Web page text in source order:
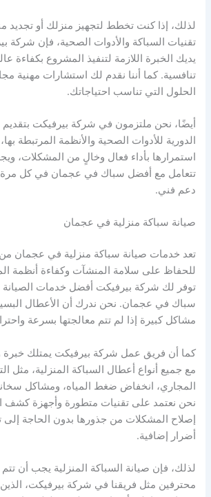
لذلك، إذا كنت تخطط لتجهيز منزلك أو تجديد
تقنيات السباكة والأدوات الصحية، فإن شركة
يديك الخبرة اللازمة لتنفيذ المشروع بكفاءة
تنافسية. كما أننا نقدم لك استشارات مهنية
الحلول التي تناسب احتياجاتك.
أيضًا، نحن ملتزمون في شركة بيرفيكت بتقديم
الدورية للأدوات الصحية والأنظمة المرتبطة
استمرارها بأداء فعال وخالٍ من المشكلات،
تتعامل مع أفضل سباك في عجمان في كل مرة
دعم فني.
صيانة سباكة منزلية في عجمان
تعد خدمات صيانة سباكة منزلية في عجمان من
للحفاظ على سلامة المنشآت وكفاءة أنظمة
توفر لك شركة بيرفيكت أفضل خدمات الصيانة
سباك في عجمان. نحن ندرك أن الأعطال
مشاكل كبيرة إذا لم تتم معالجتها بسرعة
كما أن فريق عمل شركة بيرفيكت يمتلك خبرة
مع جميع أنواع أعطال السباكة المنزلية، مثل
المجاري، انخفاض ضغط المياه، ومشاكل
نحن نعتمد على تقنيات متطورة وأجهزة كشف
إصلاح المشكلات من جذورها بدون الحاجة إلى
أضرار إضافية.
لذلك، فإن صيانة السباكة المنزلية يجب أن
محترفين مثل فريقنا في شركة بيرفيكت،